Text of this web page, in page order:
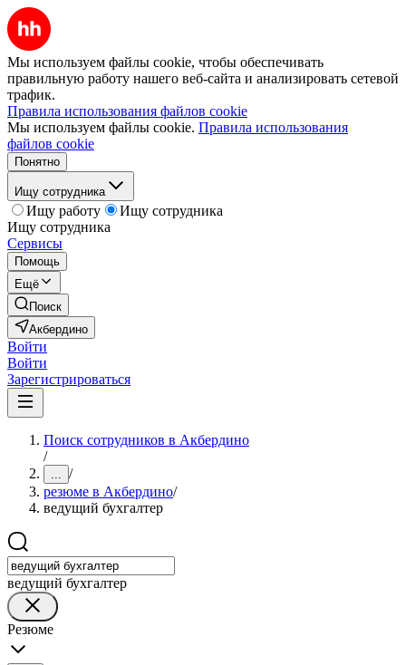
Мы используем файлы cookie, чтобы обеспечивать
правильную работу нашего веб-сайта и анализировать сетевой
трафик.
Правила использования файлов cookie
Мы используем файлы cookie. Правила использования
файлов cookie
Понятно
Ищу сотрудника
Ищу работу
Ищу сотрудника
Ищу сотрудника
Сервисы
Помощь
Ещё
Поиск
Акбердино
Войти
Войти
Зарегистрироваться
Поиск сотрудников в Акбердино
/
... /
резюме в Акбердино/
ведущий бухгалтер
ведущий бухгалтер
Резюме